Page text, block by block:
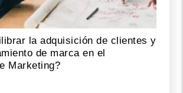
la adquisición de clientes y
de marca en el
Marketing?